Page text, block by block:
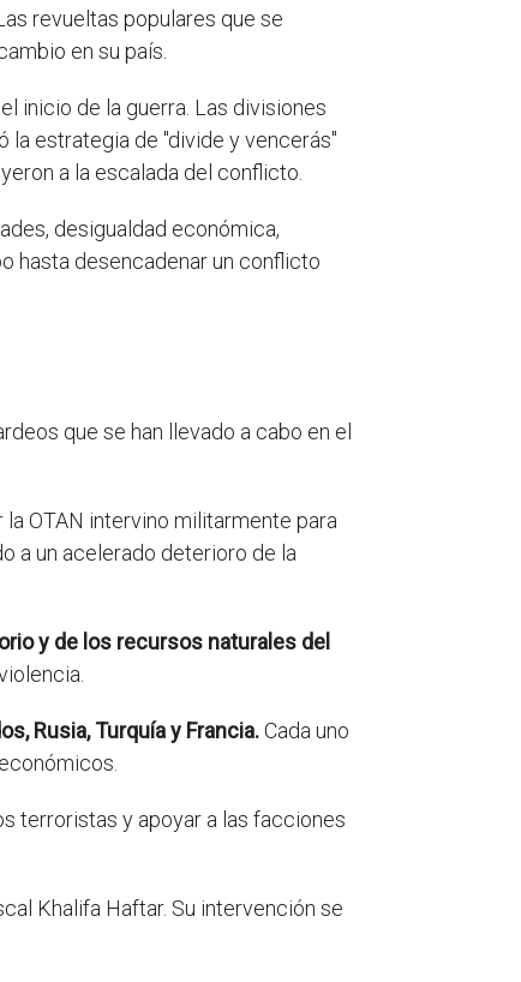
revueltas populares que se
en su país.
inicio de la guerra. Las divisiones
la estrategia de "divide y vencerás"
a la escalada del conflicto.
desigualdad económica,
hasta desencadenar un conflicto
que se han llevado a cabo en el
OTAN intervino militarmente para
a un acelerado deterioro de la
y de los recursos naturales del
Rusia, Turquía y Francia.Cada uno
terroristas y apoyar a las facciones
Khalifa Haftar. Su intervención se